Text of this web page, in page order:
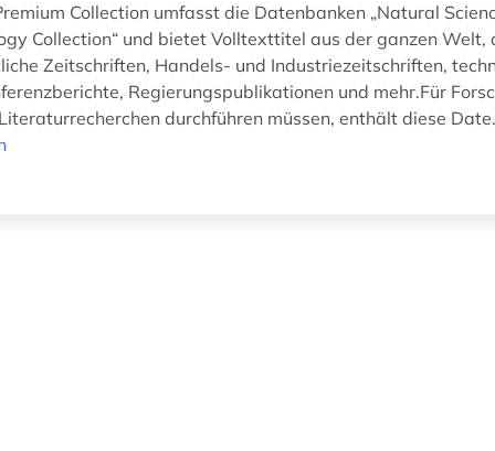
Collection umfasst die Datenbanken „Natural
Collection“ und bietet Volltexttitel aus der ganzen Welt,
Zeitschriften, Handels- und Industriezeitschriften,
Regierungspublikationen und mehr.Für
durchführen müssen, enthält diese